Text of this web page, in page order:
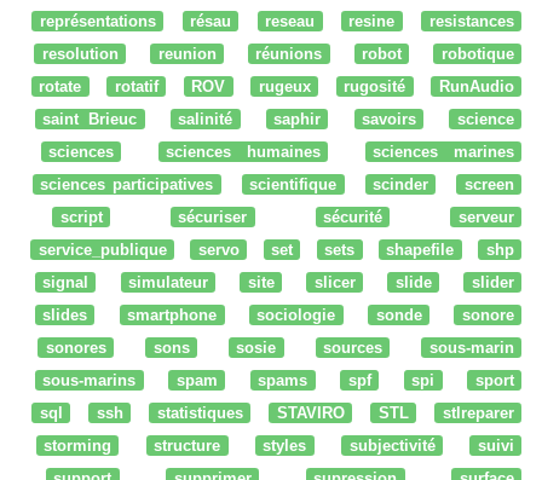
représentations
résau reseau resine
resistances
resolution
reunion réunions robot
robotique
rotate
rotatif ROV rugeux rugosité
RunAudio
saint Brieuc
salinité saphir savoirs
science
sciences
sciences humaines
sciences marines
sciences participatives
scientifique scinder
screen
script
sécuriser sécurité
serveur
service_publique
servo set sets shapefile
shp
signal
simulateur site slicer slide
slider
slides
smartphone sociologie sonde
sonore
sonores
sons sosie sources
sous-marin
sous-marins
spam spams spf spi
sport
sql
ssh statistiques STAVIRO STL
stlreparer
storming
structure styles subjectivité
suivi